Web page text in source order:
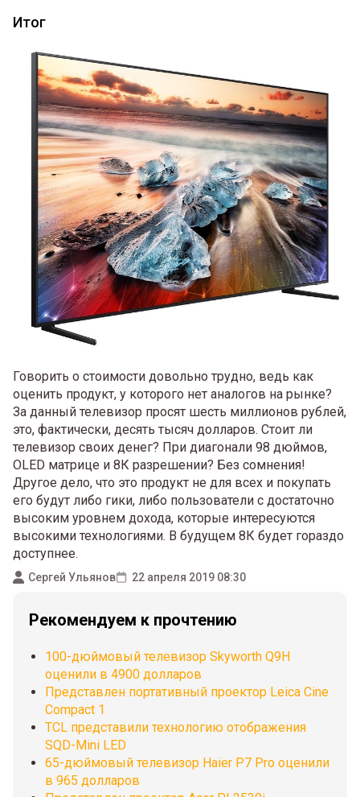
Итог
Говорить о стоимости довольно трудно, ведь как
оценить продукт, у которого нет аналогов на рынке?
За данный телевизор просят шесть миллионов рублей,
это, фактически, десять тысяч долларов. Стоит ли
телевизор своих денег? При диагонали 98 дюймов,
OLED матрице и 8К разрешении? Без сомнения!
Другое дело, что это продукт не для всех и покупать
его будут либо гики, либо пользователи с достаточно
высоким уровнем дохода, которые интересуются
высокими технологиями. В будущем 8К будет гораздо
доступнее.
Сергей Ульянов 22 апреля 2019 08:30
Рекомендуем к прочтению
100-дюймовый телевизор Skyworth Q9H
оценили в 4900 долларов
Представлен портативный проектор Leica Cine
Compact 1
TCL представили технологию отображения
SQD-Mini LED
65-дюймовый телевизор Haier P7 Pro оценили
в 965 долларов